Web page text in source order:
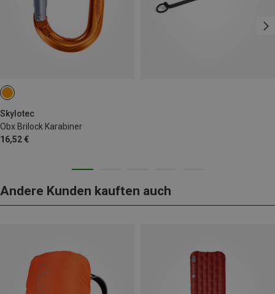
Skylotec
Obx Brilock Karabiner
16,52 €
Andere Kunden kauften auch